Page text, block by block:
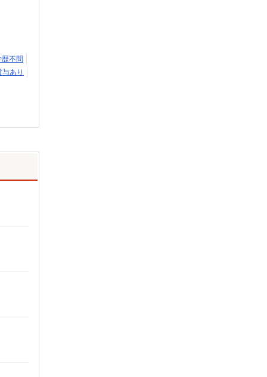
歴不問
あり